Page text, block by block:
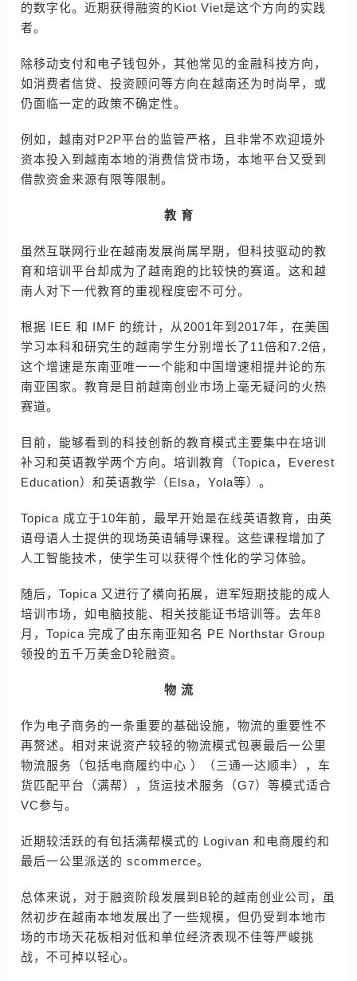
的数字化。近期获得融资的Kiot Viet是这个方向的实践
者。
除移动支付和电子钱包外，其他常见的金融科技方向，
如消费者信贷、投资顾问等方向在越南还为时尚早，或
仍面临一定的政策不确定性。
例如，越南对P2P平台的监管严格，且非常不欢迎境外
资本投入到越南本地的消费信贷市场，本地平台又受到
借款资金来源有限等限制。
教 育
虽然互联网行业在越南发展尚属早期，但科技驱动的教
育和培训平台却成为了越南跑的比较快的赛道。这和越
南人对下一代教育的重视程度密不可分。
根据 IEE 和 IMF 的统计，从2001年到2017年，在美国
学习本科和研究生的越南学生分别增长了11倍和7.2倍，
这个增速是东南亚唯一一个能和中国增速相提并论的东
南亚国家。教育是目前越南创业市场上毫无疑问的火热
赛道。
目前，能够看到的科技创新的教育模式主要集中在培训
补习和英语教学两个方向。培训教育（Topica，Everest
Education）和英语教学（Elsa，Yola等）。
Topica 成立于10年前，最早开始是在线英语教育，由英
语母语人士提供的现场英语辅导课程。这些课程增加了
人工智能技术，使学生可以获得个性化的学习体验。
随后，Topica 又进行了横向拓展，进军短期技能的成人
培训市场，如电脑技能、相关技能证书培训等。去年8
月，Topica 完成了由东南亚知名 PE Northstar Group
领投的五千万美金D轮融资。
物 流
作为电子商务的一条重要的基础设施，物流的重要性不
再赘述。相对来说资产较轻的物流模式包裹最后一公里
物流服务（包括电商履约中心 ）（三通一达顺丰），车
货匹配平台（满帮），货运技术服务（G7）等模式适合
VC参与。
近期较活跃的有包括满帮模式的 Logivan 和电商履约和
最后一公里派送的 scommerce。
总体来说，对于融资阶段发展到B轮的越南创业公司，虽
然初步在越南本地发展出了一些规模，但仍受到本地市
场的市场天花板相对低和单位经济表现不佳等严峻挑
战，不可掉以轻心。